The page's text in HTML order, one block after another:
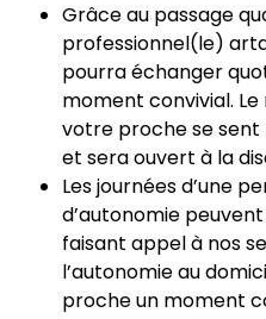
Grâce au passage
professionnel(le)
pourra échanger
moment convivial.
votre proche se sent
et sera ouvert à la
Les journées d’une
d’autonomie
faisant appel à nos
l’autonomie au
proche un moment